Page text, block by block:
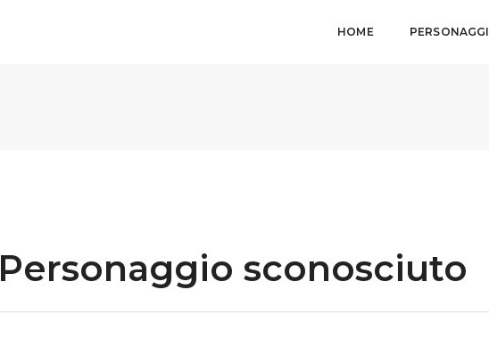
HOME PERSONAGGI
Personaggio sconosciuto